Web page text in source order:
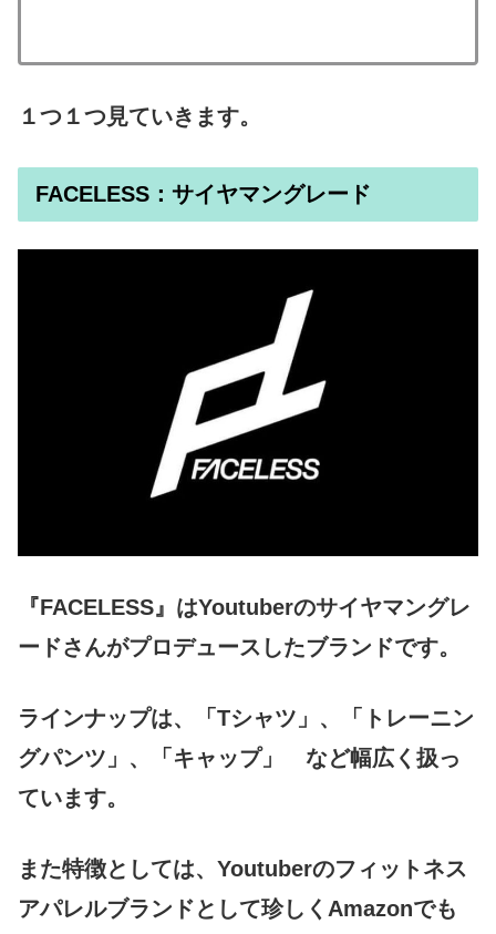
１つ１つ見ていきます。
FACELESS：サイヤマングレード
『FACELESS』はYoutuberのサイヤマングレ
ードさんがプロデュースしたブランドです。
ラインナップは、「Tシャツ」、「トレーニン
グパンツ」、「キャップ」 など幅広く扱っ
ています。
また特徴としては、Youtuberのフィットネス
アパレルブランドとして珍しくAmazonでも